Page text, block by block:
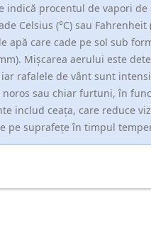
indică procentul de vapori
Celsius (°C) sau
apă care cade pe sol sub
Mișcarea aerului este
rafalele de vânt sunt
sau chiar furtuni, în
includ ceața, care reduce
pe suprafețe în timpul